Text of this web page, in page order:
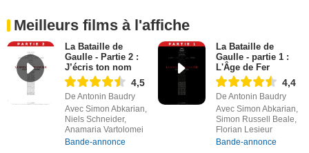
Meilleurs films à l'affiche
La Bataille de
Gaulle - Partie 2 :
J’écris ton nom
4,5
De Antonin Baudry
Avec Simon Abkarian,
Niels Schneider,
Anamaria Vartolomei
Bande-annonce
La Bataille de
Gaulle - partie 1 :
L'Âge de Fer
4,4
De Antonin Baudry
Avec Simon Abkarian,
Simon Russell Beale,
Florian Lesieur
Bande-annonce